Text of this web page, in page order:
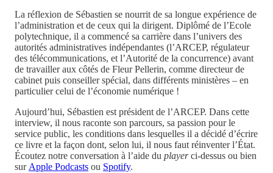
La réflexion de Sébastien se nourrit de sa longue expérience de
l’administration et de ceux qui la dirigent. Diplômé de l’Ecole
polytechnique, il a commencé sa carrière dans l’univers des
autorités administratives indépendantes (l’ARCEP, régulateur
des télécommunications, et l’Autorité de la concurrence) avant
de travailler aux côtés de Fleur Pellerin, comme directeur de
cabinet puis conseiller spécial, dans différents ministères – en
particulier celui de l’économie numérique !
Aujourd’hui, Sébastien est président de l’ARCEP. Dans cette
interview, il nous raconte son parcours, sa passion pour le
service public, les conditions dans lesquelles il a décidé d’écrire
ce livre et la façon dont, selon lui, il nous faut réinventer l’État.
Écoutez notre conversation à l’aide du playerci-dessus ou bien
sur Apple Podcasts ou Spotify.